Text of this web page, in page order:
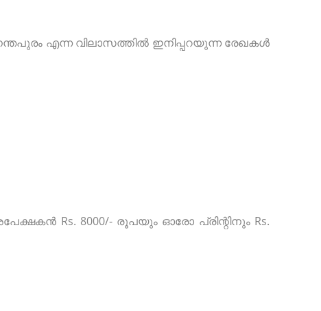
എന്ന വിലാസത്തിൽ ഇനിപ്പറയുന്ന രേഖകൾ
Rs. 8000/- രൂപയും ഓരോ പ്രിന്റിനും Rs.